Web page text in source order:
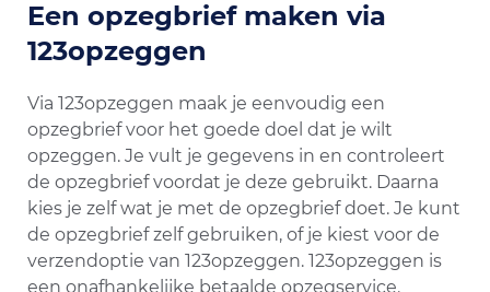
Een opzegbrief maken via
123opzeggen
Via 123opzeggen maak je eenvoudig een
opzegbrief voor het goede doel dat je wilt
opzeggen. Je vult je gegevens in en controleert
de opzegbrief voordat je deze gebruikt. Daarna
kies je zelf wat je met de opzegbrief doet. Je kunt
de opzegbrief zelf gebruiken, of je kiest voor de
verzendoptie van 123opzeggen. 123opzeggen is
een onafhankelijke betaalde opzegservice.